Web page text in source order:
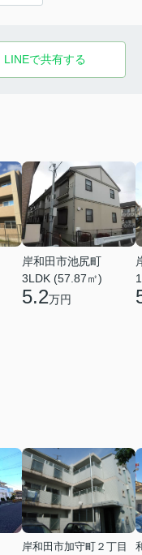
LINEで共有する
岸和田市池尻町
3LDK (57.87㎡)
5.2万円
岸和田市加守町２丁目